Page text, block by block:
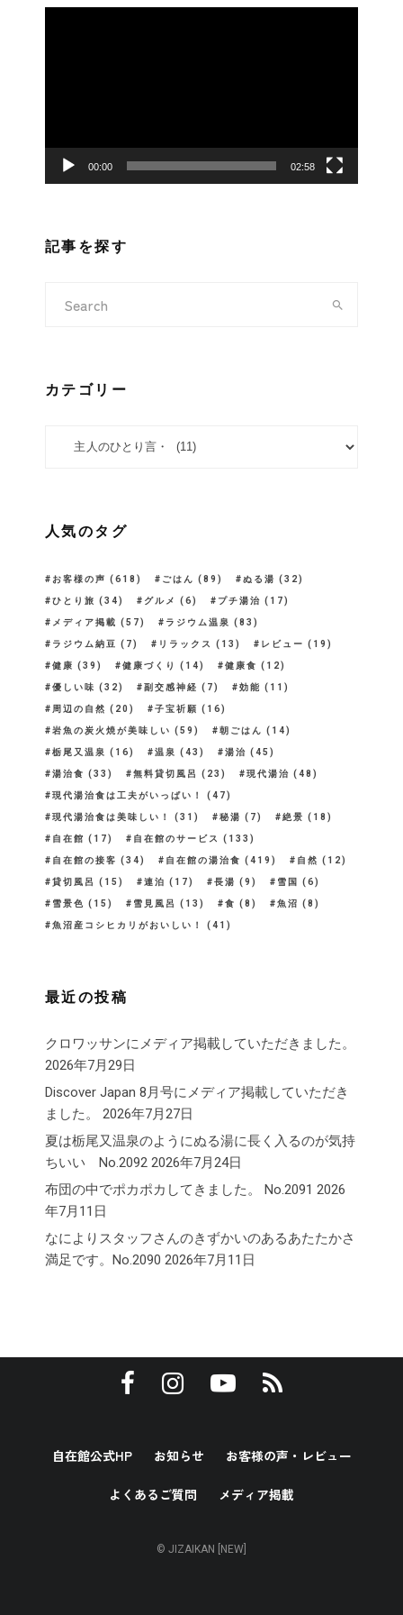
ー
00:00 02:58
記事を探す
カテゴリー
人気のタグ
お客様の声 (618) ごはん (89) ぬる湯 (32)
ひとり旅 (34) グルメ (6) プチ湯治 (17)
メディア掲載 (57) ラジウム温泉 (83)
ラジウム納豆 (7) リラックス (13) レビュー (19)
健康 (39) 健康づくり (14) 健康食 (12)
優しい味 (32) 副交感神経 (7) 効能 (11)
周辺の自然 (20) 子宝祈願 (16)
岩魚の炭火焼が美味しい (59) 朝ごはん (14)
栃尾又温泉 (16) 温泉 (43) 湯治 (45)
湯治食 (33) 無料貸切風呂 (23) 現代湯治 (48)
現代湯治食は工夫がいっぱい！ (47)
現代湯治食は美味しい！ (31) 秘湯 (7) 絶景 (18)
自在館 (17) 自在館のサービス (133)
自在館の接客 (34) 自在館の湯治食 (419) 自然 (12)
貸切風呂 (15) 連泊 (17) 長湯 (9) 雪国 (6)
雪景色 (15) 雪見風呂 (13) 食 (8) 魚沼 (8)
魚沼産コシヒカリがおいしい！ (41)
最近の投稿
クロワッサンにメディア掲載していただきました。
2026年7月29日
Discover Japan 8月号にメディア掲載していただき
ました。
2026年7月27日
夏は栃尾又温泉のようにぬる湯に長く入るのが気持
ちいい No.2092 2026年7月24日
布団の中でポカポカしてきました。 No.2091 2026
年7月11日
なによりスタッフさんのきずかいのあるあたたかさ
満足です。No.2090 2026年7月11日
自在館公式HP お知らせ お客様の声・レビュー
よくあるご質問 メディア掲載
© JIZAIKAN [NEW]